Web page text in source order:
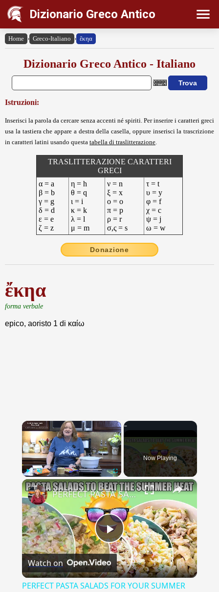
Dizionario Greco Antico
Home › Greco-Italiano › ἔκηα
Dizionario Greco Antico - Italiano
Istruzioni:
Inserisci la parola da cercare senza accenti né spiriti. Per inserire i caratteri greci
usa la tastiera che appare a destra della casella, oppure inserisci la trascrizione
in caratteri latini usando questa tabella di traslitterazione
TRASLITTERAZIONE CARATTERI
GRECI
α = a
β = b
γ = g
δ = d
ε = e
ζ = z
η = h
θ = q
ι = i
κ = k
λ = l
μ = m
ν = n
ξ = x
ο = o
π = p
ρ = r
σ,ς = s
τ = t
υ = y
φ = f
χ = c
ψ = j
ω = w
Donazione
ἔκηα
forma verbale
epico, aoristo 1 di καίω
×
Play Unmute Fullscreen
Now Playing
×
Play
Video
PERFECT PASTA SALADS FOR YOUR SUMMER GET TOGETHERS
Watch on
PERFECT PASTA SALADS FOR YOUR SUMMER